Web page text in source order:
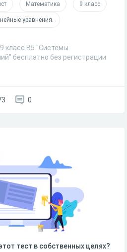
Математика 9 класс
уравнения.
класс В5 "Системы
бесплатно без регистрации
0
тест в собственных целях?